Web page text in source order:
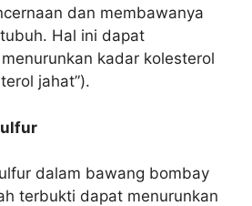
dan membawanya
Hal ini dapat
kadar kolesterol
jahat”).
dalam bawang bombay
terbukti dapat menurunkan